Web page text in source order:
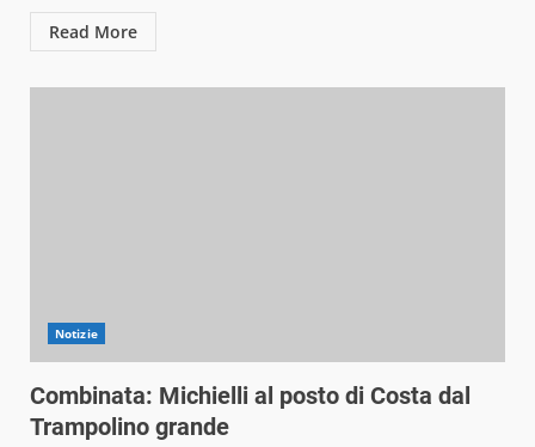
Read More
Notizie
Combinata: Michielli al posto di Costa dal
Trampolino grande